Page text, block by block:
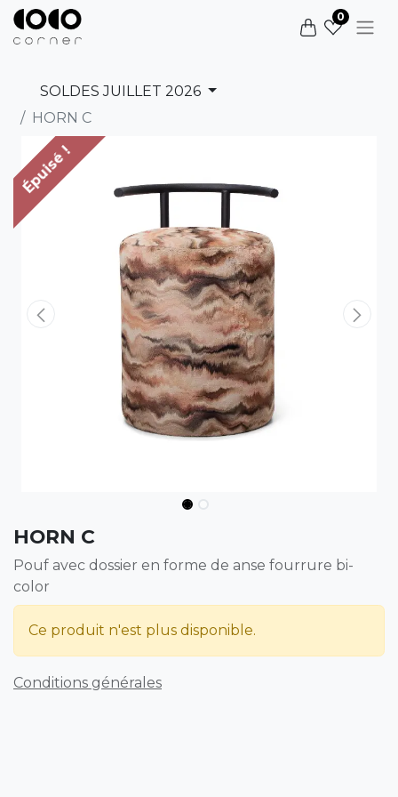
0
SOLDES JUILLET 2026
HORN C
Épuisé !
HORN C
Pouf avec dossier en forme de anse fourrure bi-
color
Ce produit n'est plus disponible.
Conditions générales